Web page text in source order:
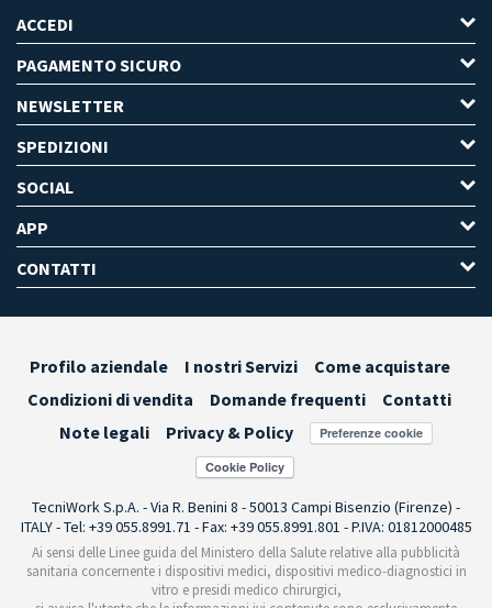
ACCEDI
PAGAMENTO SICURO
NEWSLETTER
SPEDIZIONI
SOCIAL
APP
CONTATTI
Profilo aziendale I nostri Servizi
Come acquistare
Condizioni di vendita
Domande frequenti
Contatti
Note legali
Privacy & Policy Preferenze cookie
TecniWork S.p.A. - Via R. Benini 8 - 50013 Campi Bisenzio (Firenze) -
ITALY - Tel: +39 055.8991.71 - Fax: +39 055.8991.801 - P.IVA: 01812000485
Ai sensi delle Linee guida del Ministero della Salute relative alla pubblicità
sanitaria concernente i dispositivi medici, dispositivi medico-diagnostici in
vitro e presidi medico chirurgici,